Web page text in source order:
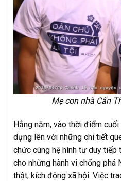
Mẹ con nhà Cấn
Hằng năm, vào thời điểm
dựng lên với những chi tiết
chức cùng hệ hình tư duy tiếp
cho những hành vi chống phá
thật, kích động xã hội. Việc